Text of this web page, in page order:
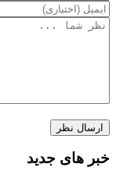
خبر های جدید